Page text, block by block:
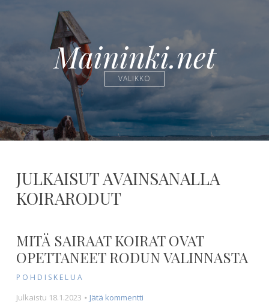
Maininki.net
VALIKKO
JULKAISUT AVAINSANALLA
KOIRARODUT
MITÄ SAIRAAT KOIRAT OVAT
OPETTANEET RODUN VALINNASTA
POHDISKELUA
Julkaistu 18.1.2023 Jätä kommenttijulkaisuun